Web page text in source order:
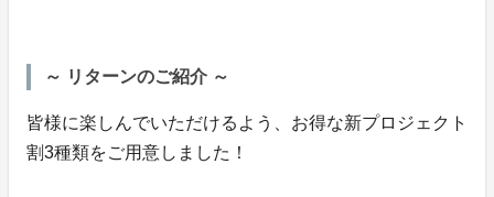
～ リターンのご紹介 ～
皆様に楽しんでいただけるよう、お得な新プロジェクト
割3種類をご用意しました！